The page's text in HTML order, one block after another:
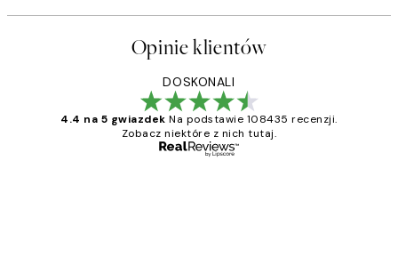
Opinie klientów
DOSKONALI
4.4 na 5 gwiazdek Na podstawie 108435 recenzji.
Zobacz niektóre z nich tutaj.